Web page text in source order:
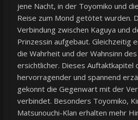
jene Nacht, in der Toyomiko und
Reise zum Mond getötet wurden.
Verbindung zwischen Kaguya und
Prinzessin aufgebaut. Gleichzeitig
die Wahrheit und der Wahnsinn
ersichtlicher. Dieses Auftaktkapitel
hervorragender und spannend
gekonnt die Gegenwart mit der
verbindet. Besonders Toyomiko,
Matsunouchi-Klan erhalten mehr